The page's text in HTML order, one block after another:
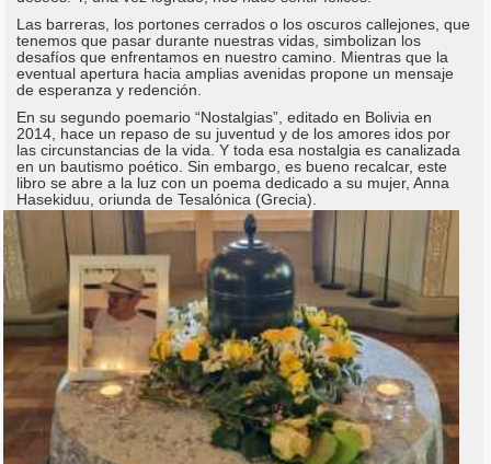
Las barreras, los portones cerrados o los oscuros callejones, que
tenemos que pasar durante nuestras vidas, simbolizan los
desafíos que enfrentamos en nuestro camino. Mientras que la
eventual apertura hacia amplias avenidas propone un mensaje
de esperanza y redención.
En su segundo poemario “Nostalgias”, editado en Bolivia en
2014, hace un repaso de su juventud y de los amores idos por
las circunstancias de la vida. Y toda esa nostalgia es canalizada
en un bautismo poético. Sin embargo, es bueno recalcar, este
libro se abre a la luz con un poema dedicado a su mujer, Anna
Hasekiduu, oriunda de Tesalónica (Grecia).